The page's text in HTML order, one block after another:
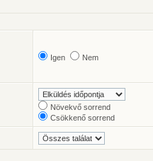
Igen Nem
Növekvő sorrend
Csökkenő sorrend